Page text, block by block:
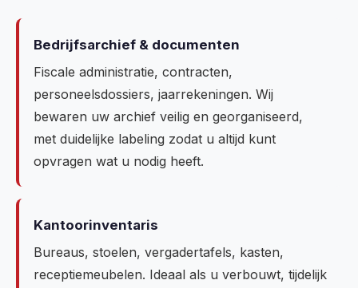
Bedrijfsarchief & documenten
Fiscale administratie, contracten,
personeelsdossiers, jaarrekeningen. Wij
bewaren uw archief veilig en georganiseerd,
met duidelijke labeling zodat u altijd kunt
opvragen wat u nodig heeft.
Kantoorinventaris
Bureaus, stoelen, vergadertafels, kasten,
receptiemeubelen. Ideaal als u verbouwt, tijdelijk